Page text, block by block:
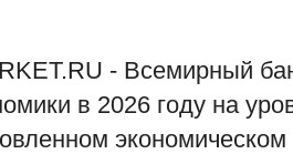
- Всемирный
в 2026 году на
экономическом